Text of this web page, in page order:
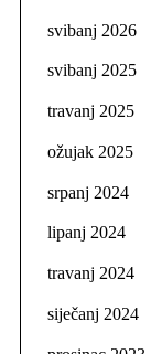
svibanj 2026
svibanj 2025
travanj 2025
ožujak 2025
srpanj 2024
lipanj 2024
travanj 2024
siječanj 2024